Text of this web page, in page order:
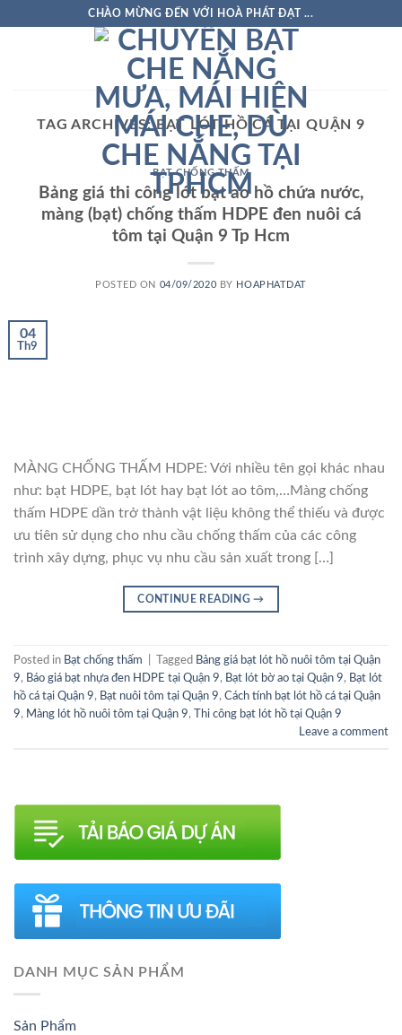
CHÀO MỪNG ĐẾN VỚI HOÀ PHÁT ĐẠT ...
TAG ARCHIVES:BẠT LÓT HỒ CÁ TẠI QUẬN 9
BẠT CHỐNG THẤM
Bảng giá thi công lót bạt ao hồ chứa nước,
màng (bạt) chống thấm HDPE đen nuôi cá
tôm tại Quận 9 Tp Hcm
POSTED ON 04/09/2020 BY HOAPHATDAT
04
Th9
MÀNG CHỐNG THẤM HDPE: Với nhiều tên gọi khác nhau
như: bạt HDPE, bạt lót hay bạt lót ao tôm,…Màng chống
thấm HDPE dần trở thành vật liệu không thể thiếu và được
ưu tiên sử dụng cho nhu cầu chống thấm của các công
trình xây dựng, phục vụ nhu cầu sản xuất trong […]
CONTINUE READING→
Posted in Bạt chống thấm Tagged Bảng giá bạt lót hồ nuôi tôm tại Quận
9, Báo giá bạt nhựa đen HDPE tại Quận 9, Bạt lót bờ ao tại Quận 9, Bạt lót
hồ cá tại Quận 9, Bạt nuôi tôm tại Quận 9, Cách tính bạt lót hồ cá tại Quận
9, Màng lót hồ nuôi tôm tại Quận 9,
Thi công bạt lót hồ tại Quận 9
Leave a comment
DANH MỤC SẢN PHẨM
Sản Phẩm